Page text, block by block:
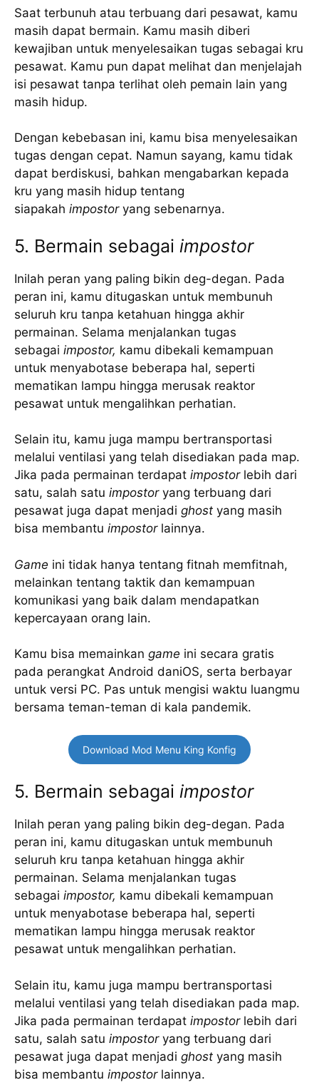
Saat terbunuh atau terbuang dari pesawat, kamu
masih dapat bermain. Kamu masih diberi
kewajiban untuk menyelesaikan tugas sebagai kru
pesawat. Kamu pun dapat melihat dan menjelajah
isi pesawat tanpa terlihat oleh pemain lain yang
masih hidup.
Dengan kebebasan ini, kamu bisa menyelesaikan
tugas dengan cepat. Namun sayang, kamu tidak
dapat berdiskusi, bahkan mengabarkan kepada
kru yang masih hidup tentang
siapakah impostoryang sebenarnya.
5. Bermain sebagai impostor
Inilah peran yang paling bikin deg-degan. Pada
peran ini, kamu ditugaskan untuk membunuh
seluruh kru tanpa ketahuan hingga akhir
permainan. Selama menjalankan tugas
sebagai impostor, kamu dibekali kemampuan
untuk menyabotase beberapa hal, seperti
mematikan lampu hingga merusak reaktor
pesawat untuk mengalihkan perhatian.
Selain itu, kamu juga mampu bertransportasi
melalui ventilasi yang telah disediakan pada map.
Jika pada permainan terdapat impostorlebih dari
satu, salah satu impostoryang terbuang dari
pesawat juga dapat menjadi ghost yang masih
bisa membantu impostorlainnya.
Game ini tidak hanya tentang fitnah memfitnah,
melainkan tentang taktik dan kemampuan
komunikasi yang baik dalam mendapatkan
kepercayaan orang lain.
Kamu bisa memainkan game ini secara gratis
pada perangkat Android daniOS, serta berbayar
untuk versi PC. Pas untuk mengisi waktu luangmu
bersama teman-teman di kala pandemik.
Download Mod Menu King Konfig
5. Bermain sebagai impostor
Inilah peran yang paling bikin deg-degan. Pada
peran ini, kamu ditugaskan untuk membunuh
seluruh kru tanpa ketahuan hingga akhir
permainan. Selama menjalankan tugas
sebagai impostor, kamu dibekali kemampuan
untuk menyabotase beberapa hal, seperti
mematikan lampu hingga merusak reaktor
pesawat untuk mengalihkan perhatian.
Selain itu, kamu juga mampu bertransportasi
melalui ventilasi yang telah disediakan pada map.
Jika pada permainan terdapat impostorlebih dari
satu, salah satu impostoryang terbuang dari
pesawat juga dapat menjadi ghost yang masih
bisa membantu impostorlainnya.